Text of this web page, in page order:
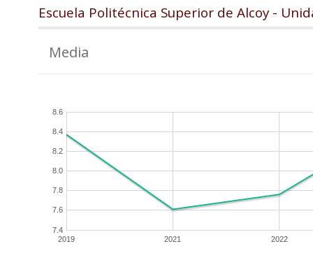
Escuela Politécnica Superior de Alcoy -
Media
2019 2021 2022
7.4
7.6
7.8
8.0
8.2
8.4
8.6